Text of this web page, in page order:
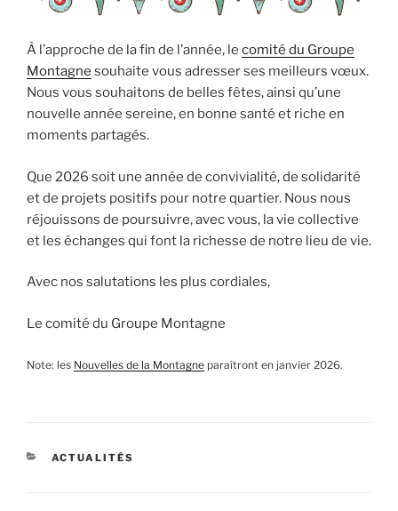
À l’approche de la fin de l’année, le comité du Groupe
Montagne souhaite vous adresser ses meilleurs vœux.
Nous vous souhaitons de belles fêtes, ainsi qu’une
nouvelle année sereine, en bonne santé et riche en
moments partagés.
Que 2026 soit une année de convivialité, de solidarité
et de projets positifs pour notre quartier. Nous nous
réjouissons de poursuivre, avec vous, la vie collective
et les échanges qui font la richesse de notre lieu de vie.
Avec nos salutations les plus cordiales,
Le comité du Groupe Montagne
Note: les Nouvelles de la Montagne paraîtront en janvier 2026.
CATÉGORIES
ACTUALITÉS